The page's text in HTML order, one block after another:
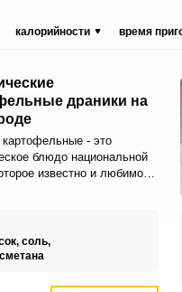
калорийности время
драники на
- это
блюдо национальной
известно и любимо
тем, что данное
сочетается с
соль,
сметана